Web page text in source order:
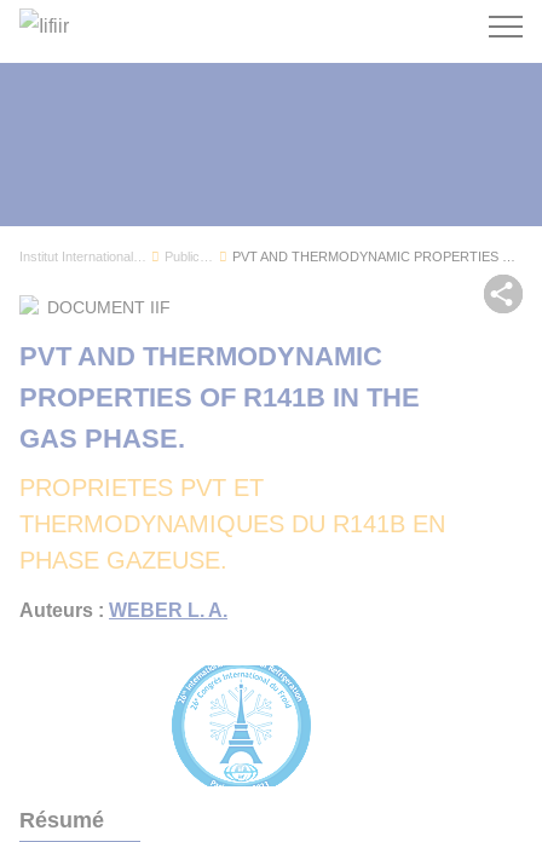
DOCUMENT IIF
PROPRIETES PVT ET
THERMODYNAMIQUES DU R141B EN
PHASE GAZEUSE.
PVT AND THERMODYNAMIC
PROPERTIES OF R141B IN THE
GAS PHASE.
Auteurs : WEBER L. A.
Résumé